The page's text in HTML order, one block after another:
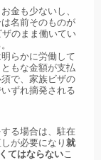
金も少ないし、
名前そのものが
のまま働いてい
らかに労働して
もな金額が支払
で、家族ビザの
ずれ摘発される
る場合は、駐在
が必要になり 就
てはならないこ